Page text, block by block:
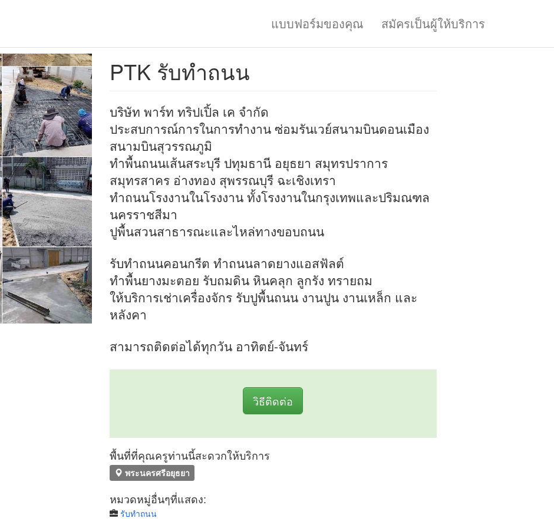
แบบฟอร์มของคุณ สมัครเป็นผู้ให้บริการ
PTK รับทำถนน
บริษัท พาร์ท ทริปเปิ้ล เค จำกัด
ประสบการณ์การในการทำงาน ซ่อมรันเวย์สนามบินดอนเมือง
สนามบินสุวรรณภูมิ
ทำพื้นถนนเส้นสระบุรี ปทุมธานี อยุธยา สมุทรปราการ
สมุทรสาคร อ่างทอง สุพรรณบุรี ฉะเชิงเทรา
ทำถนนโรงงานในโรงงาน ทั้งโรงงานในกรุงเทพและปริมณฑล
นครราชสีมา
ปูพื้นสวนสาธารณะและไหล่ทางขอบถนน
รับทำถนนคอนกรีต ทำถนนลาดยางแอสฟัลต์
ทำพื้นยางมะตอย รับถมดิน หินคลุก ลูกรัง ทรายถม
ให้บริการเช่าเครื่องจักร รับปูพื้นถนน งานปูน งานเหล็ก และ
หลังคา
สามารถติดต่อได้ทุกวัน อาทิตย์-จันทร์
วิธีติดต่อ
พื้นที่ที่คุณครูท่านนี้สะดวกให้บริการ
พระนครศรีอยุธยา
หมวดหมู่อื่นๆที่แสดง:
รับทำถนน